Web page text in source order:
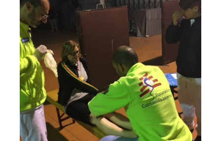
Apoio médico aos peregrinos na
sua caminhada/ peregrinação a
Fátima ( Pavilhão de Minde)